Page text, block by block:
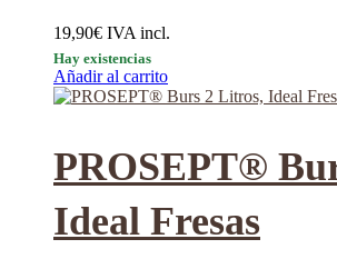
19,90€ IVA incl.
Hay existencias
Añadir al carrito
PROSEPT®
Ideal Fresas